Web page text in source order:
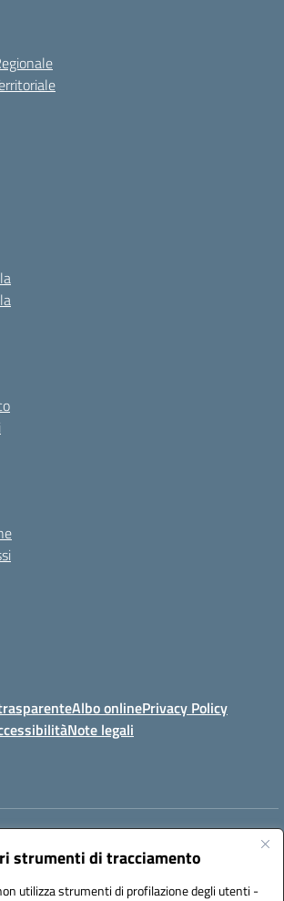
strumenti di tracciamento
utilizza strumenti di profilazione degli utenti -
Albo onlinePrivacy Policy
Note legali
Email:saic857007@istruzione.it